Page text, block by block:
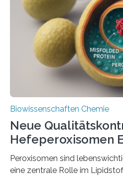
Biowissenschaften Chemie
Neue
Hefeperoxisomen
Peroxisomen sind
eine zentrale Rolle im